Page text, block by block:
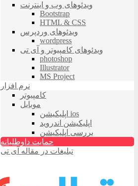
ویدئوهای وب و اینترنت
Bootstrap
HTML & CSS
ویدئوهای وردپرس
wordpress
ویدئوهای کامپیوتر و آی تی
photoshop
Illustrator
MS Project
نرم افزار
کامپیوتر
موبایل
اپلیکیشن ios
اپلیکیشن اندروید
بررسی اپلیکیشن
حمایت داوطلبانه
تبلیغات در مقاله آی تی